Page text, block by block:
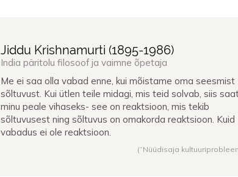
Jiddu Krishnamurti (1895-1986)
India päritolu filosoof ja vaimne õpetaja
Me ei saa olla vabad enne, kui mõistame oma seesmist
sõltuvust. Kui ütlen teile midagi, mis teid solvab, siis
minu peale vihaseks- see on reaktsioon, mis tekib
sõltuvusest ning sõltuvus on omakorda reaktsioon. Kuid
vabadus ei ole reaktsioon.
(“Nüüdisaja